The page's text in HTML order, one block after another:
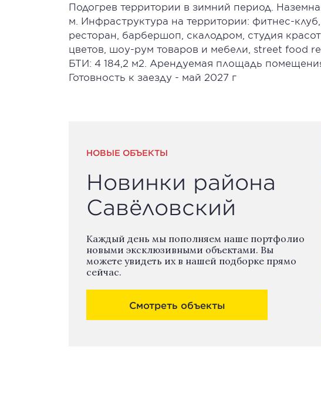
Подогрев территории в зимний период.
м. Инфраструктура на территории: фитнес-
ресторан, барбершоп, скалодром, студия
цветов, шоу-рум товаров и мебели, street food
БТИ: 4 184,2 м2. Арендуемая площадь
Готовность к заезду - май 2027 г
НОВЫЕ ОБЪЕКТЫ
Новинки района
Савёловский
Каждый день мы пополняем наше портфолио
новыми эксклюзивными объектами. Вы
можете увидеть их в нашей подборке прямо
сейчас.
Смотреть объекты